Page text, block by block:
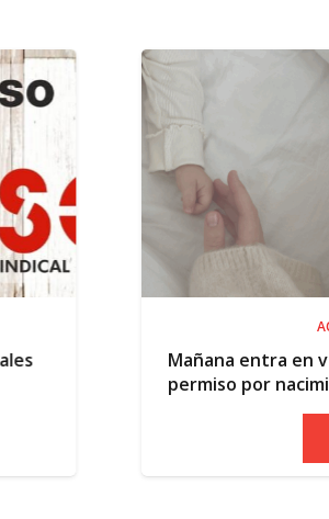
Mañana entra en vigor la ampliación
permiso por nacimiento